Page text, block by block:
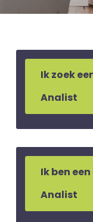
Ik zoek
Analist
Ik ben
Analist